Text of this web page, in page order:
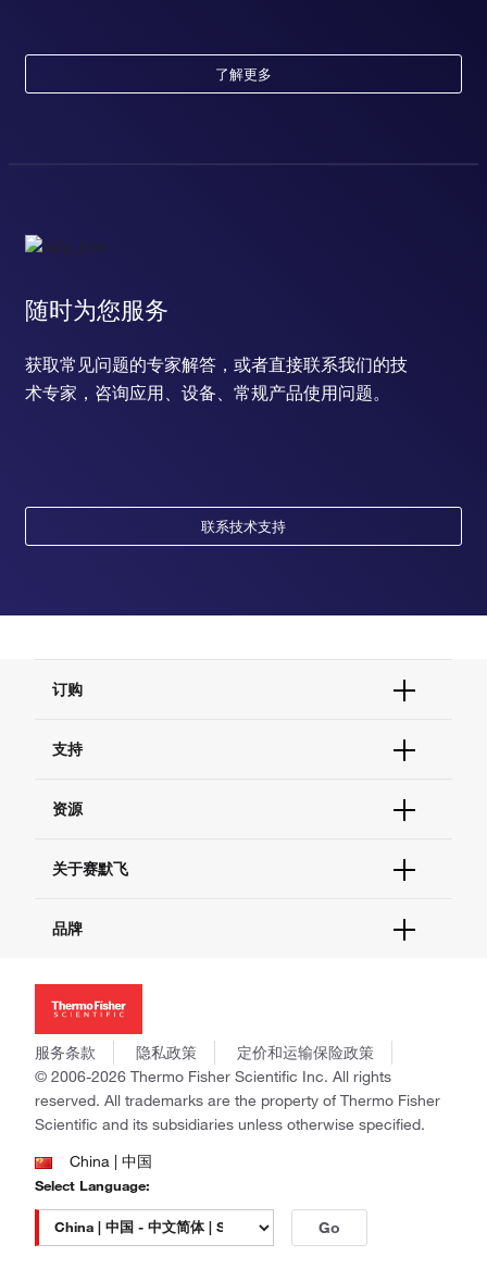
了解更多
随时为您服务
获取常见问题的专家解答，或者直接联系我们的技
术专家，咨询应用、设备、常规产品使用问题。
联系技术支持
订购
订单支持
现货供应中心
支持
联系我们 - 400 820 8982
查找文件&证书
资源
促销
社交媒体
关于赛默飞
招聘
新闻
社会责任
商标
政策和通知
品牌
Applied Biosystems
Invitrogen
Gibco
Ion Torrent
Unity Lab Services
Patheon
PPD
服务条款 隐私政策
定价和运输保险政策
© 2006-2026 Thermo Fisher Scientific Inc. All rights
reserved. All trademarks are the property of Thermo Fisher
Scientific and its subsidiaries unless otherwise specified.
China | 中国
Select Language:
Go